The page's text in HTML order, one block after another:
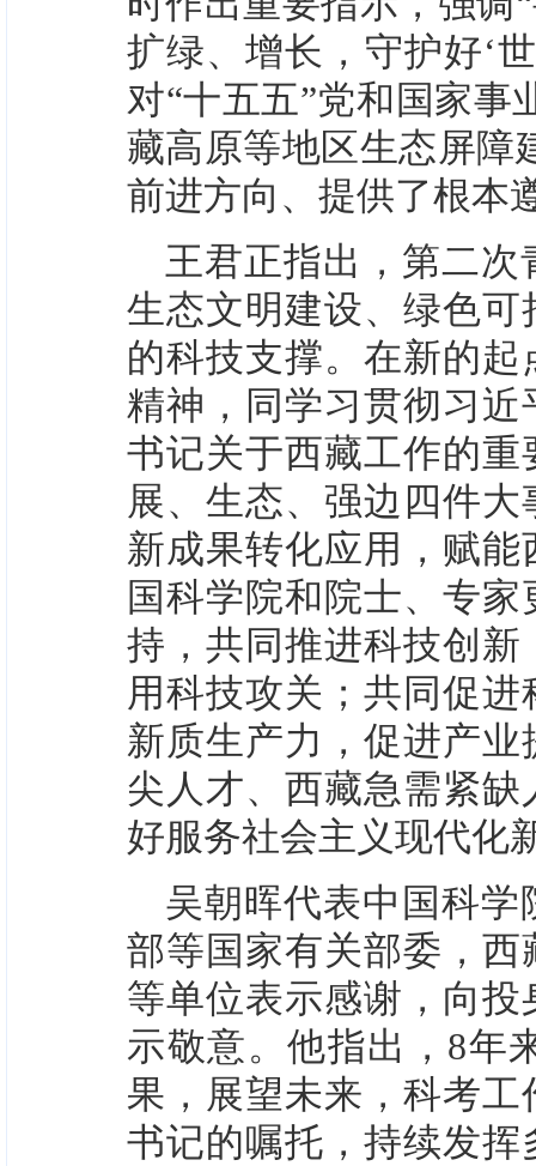
扩绿、增长，守护好‘
对“十五五”党和国家事
藏高原等地区生态屏障
前进方向、提供了根本
王君正指出，第二
生态文明建设、绿色
的科技支撑。在新的
精神，同学习贯彻习
书记关于西藏工作的
展、生态、强边四件
新成果转化应用，赋
国科学院和院士、专
持，共同推进科技创
用科技攻关；共同促
新质生产力，促进产
尖人才、西藏急需紧
好服务社会主义现代化
吴朝晖代表中国科
部等国家有关部委，
等单位表示感谢，向
示敬意。他指出，8年
果，展望未来，科考
书记的嘱托，持续发